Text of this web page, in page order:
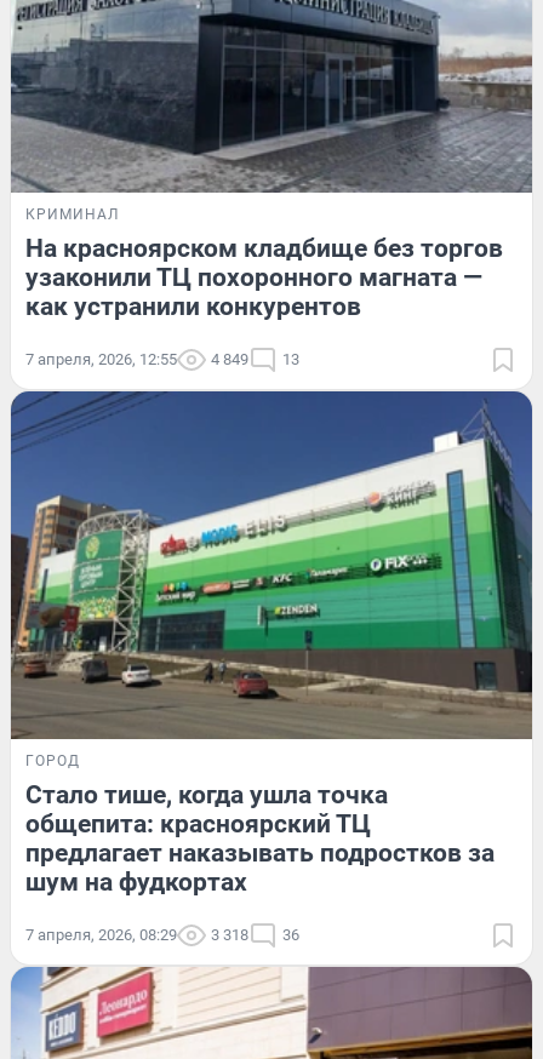
КРИМИНАЛ
На красноярском кладбище без торгов
узаконили ТЦ похоронного магната —
как устранили конкурентов
7 апреля, 2026, 12:55 4 849 13
ГОРОД
Стало тише, когда ушла точка
общепита: красноярский ТЦ
предлагает наказывать подростков за
шум на фудкортах
7 апреля, 2026, 08:29 3 318 36